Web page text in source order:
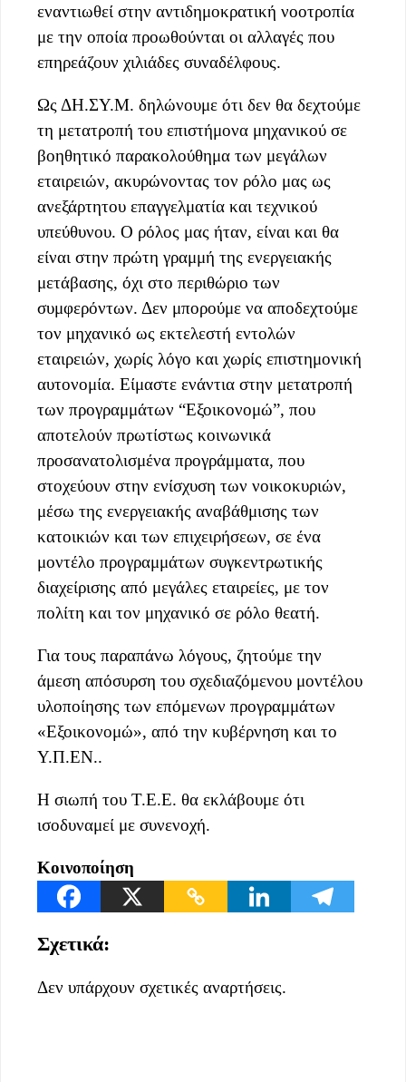
εναντιωθεί στην αντιδημοκρατική νοοτροπία
με την οποία προωθούνται οι αλλαγές που
επηρεάζουν χιλιάδες συναδέλφους.
Ως ΔΗ.ΣΥ.Μ. δηλώνουμε ότι δεν θα δεχτούμε
τη μετατροπή του επιστήμονα μηχανικού σε
βοηθητικό παρακολούθημα των μεγάλων
εταιρειών, ακυρώνοντας τον ρόλο μας ως
ανεξάρτητου επαγγελματία και τεχνικού
υπεύθυνου. Ο ρόλος μας ήταν, είναι και θα
είναι στην πρώτη γραμμή της ενεργειακής
μετάβασης, όχι στο περιθώριο των
συμφερόντων. Δεν μπορούμε να αποδεχτούμε
τον μηχανικό ως εκτελεστή εντολών
εταιρειών, χωρίς λόγο και χωρίς επιστημονική
αυτονομία. Είμαστε ενάντια στην μετατροπή
των προγραμμάτων “Εξοικονομώ”, που
αποτελούν πρωτίστως κοινωνικά
προσανατολισμένα προγράμματα, που
στοχεύουν στην ενίσχυση των νοικοκυριών,
μέσω της ενεργειακής αναβάθμισης των
κατοικιών και των επιχειρήσεων, σε ένα
μοντέλο προγραμμάτων συγκεντρωτικής
διαχείρισης από μεγάλες εταιρείες, με τον
πολίτη και τον μηχανικό σε ρόλο θεατή.
Για τους παραπάνω λόγους, ζητούμε την
άμεση απόσυρση του σχεδιαζόμενου μοντέλου
υλοποίησης των επόμενων προγραμμάτων
«Εξοικονομώ», από την κυβέρνηση και το
Υ.Π.ΕΝ..
Η σιωπή του Τ.Ε.Ε. θα εκλάβουμε ότι
ισοδυναμεί με συνενοχή.
Κοινοποίηση
Σχετικά:
Δεν υπάρχουν σχετικές αναρτήσεις.